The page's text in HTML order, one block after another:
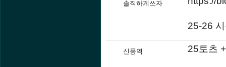
솔직하게쓰자
25-26
신풍역 25토츠